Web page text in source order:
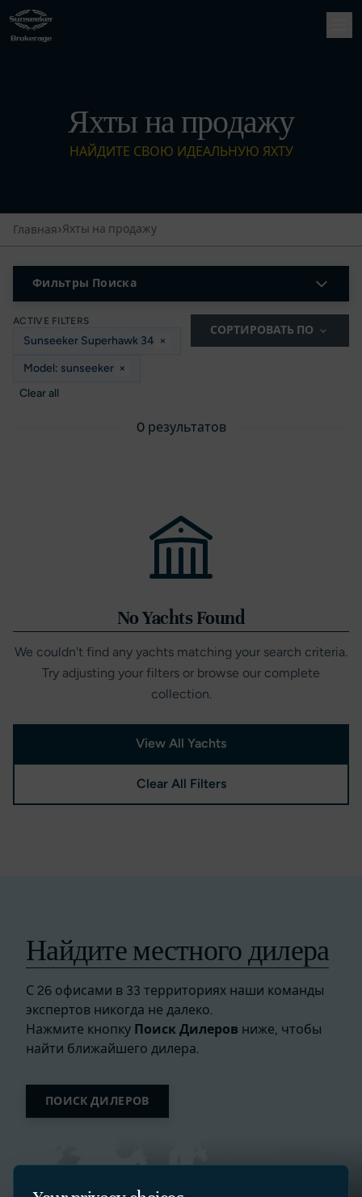
Яхты на продажу
НАЙДИТЕ СВОЮ ИДЕАЛЬНУЮ ЯХТУ
Главная›Яхты на продажу
Фильтры Поиска
ACTIVE FILTERS
Sunseeker Superhawk 34 ×
Model: sunseeker ×
Clear all
СОРТИРОВАТЬ ПО
0 результатов
No Yachts Found
We couldn't find any yachts matching your search criteria.
Try adjusting your filters or browse our complete
collection.
View All Yachts
Clear All Filters
Найдите местного дилера
С 26 офисами в 33 территориях наши команды
экспертов никогда не далеко.
Нажмите кнопку Поиск Дилеров ниже, чтобы
найти ближайшего дилера.
ПОИСК ДИЛЕРОВ